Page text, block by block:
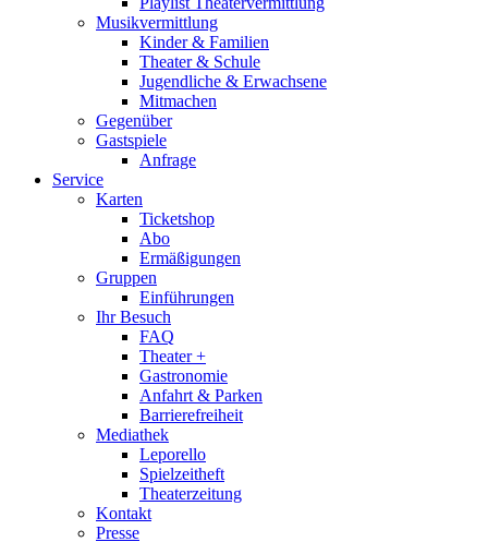
Musikvermittlung
Kinder & Familien
Theater & Schule
Jugendliche & Erwachsene
Mitmachen
Gegenüber
Gastspiele
Anfrage
Service
Karten
Ticketshop
Abo
Ermäßigungen
Gruppen
Einführungen
Ihr Besuch
FAQ
Theater +
Gastronomie
Anfahrt & Parken
Barrierefreiheit
Mediathek
Leporello
Spielzeitheft
Theaterzeitung
Kontakt
Presse